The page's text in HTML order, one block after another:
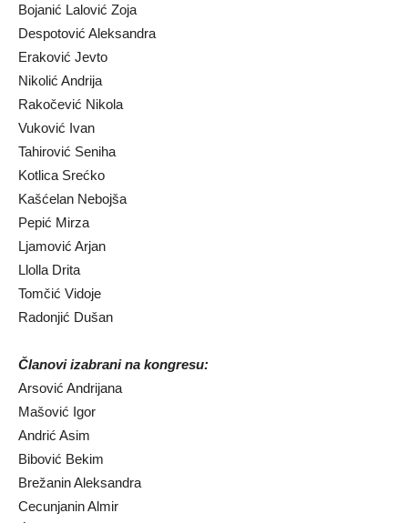
Bojanić Lalović Zoja
Despotović Aleksandra
Eraković Jevto
Nikolić Andrija
Rakočević Nikola
Vuković Ivan
Tahirović Seniha
Kotlica Srećko
Kašćelan Nebojša
Pepić Mirza
Ljamović Arjan
Llolla Drita
Tomčić Vidoje
Radonjić Dušan
Članovi izabrani na kongresu:
Arsović Andrijana
Mašović Igor
Andrić Asim
Bibović Bekim
Brežanin Aleksandra
Cecunjanin Almir